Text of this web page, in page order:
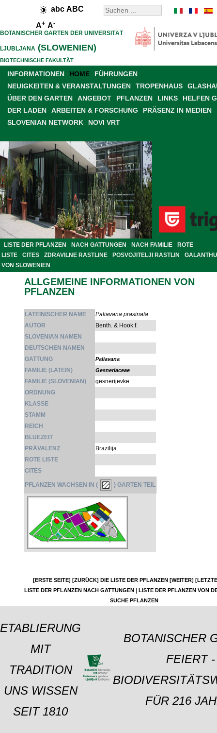
abc ABC
A+ A-
BOTANISCHER GARTEN DER UNIVERSITÄT
LJUBLJANA (SLOWENIEN)
BIOTECHNISCHE FAKULTÄT
INFORMATIONEN HOME
FÜHRUNGEN
NEUIGKEITEN & VERANSTALTUNGEN
TROPENHAUS
ÜBER DEN GARTEN
ANGEBOT PFLANZEN LINKS
HELFEN
DER LADEN
ARBEITEN & FORSCHUNG
PRÄSENZ IN MEDIEN
SLOVENIAN NETWORK
NOVI VRT
LISTE DER PFLANZEN NACH GATTUNGEN NACH FAMILIE
ROTE
LISTE
CITES ZDRAVILNE RASTLINE POSVOJITELJI RASTLIN
VON SLOWENIEN
ALLGEMEINE INFORMATIONEN VON
PFLANZEN
LATEINISCHER NAME
Paliavana prasinata
AUTOR
Benth. & Hook.f.
SLOVENIAN NAMEN
DEUTSCHEN NAMEN
GATTUNG
Paliavana
FAMILIE (LATEIN) Gesneriaceae
FAMILIE (SLOVENIAN)
gesnerijevke
ORDNUNG
KLASSE
STAMM
REICH
BLÜEZEIT
PRÄVALENZ
Brazilija
ROTE LISTE
CITES
PFLANZEN WACHSEN IN ( ) GARTEN TEIL
[ERSTE SEITE] [ZURÜCK] DIE LISTE DER PFLANZEN [WEITER]
LISTE DER PFLANZEN NACH GATTUNGEN
LISTE DER PFLANZEN VON
SUCHE PFLANZEN
ETABLIERUNG
MIT
TRADITION
UNS WISSEN
SEIT 1810
BOTANISCHER
FEIERT -
FÜR 216